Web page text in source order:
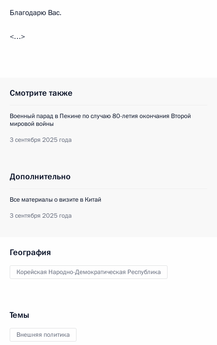
Благодарю Вас.
<…>
Смотрите также
Военный парад в Пекине по случаю 80-летия окончания Второй
мировой войны
3 сентября 2025 года
Дополнительно
Все материалы о визите в Китай
3 сентября 2025 года
География
Корейская Народно-Демократическая Республика
Темы
Внешняя политика